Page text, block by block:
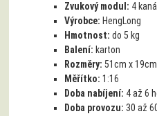
Zvukový modul: 4
Výrobce: HengLong
Hmotnost:do 5 kg
Balení: karton
Rozměry:51cm x
Měřítko:1:16
Doba nabíjení: 4 až 6
Doba provozu:30 až